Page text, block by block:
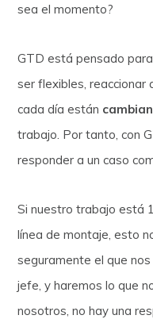
sea el momento?
GTD está pensado
ser flexibles, reaccionar
cada día están
trabajo. Por tanto, con
responder a un caso
Si nuestro trabajo está
línea de montaje, esto
seguramente el que
jefe, y haremos lo que
nosotros, no hay una